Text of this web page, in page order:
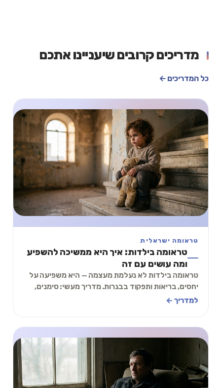
מדריכים קרובים שיעניינו אתכם
כל המדריכים ←
טראומה ישראלית
טראומה בילדות: איך היא ממשיכה להשפיע
ומה עושים עם זה
טראומה בילדות לא נעלמת מעצמה — היא משפיעה על
יחסים, בריאות ותפקוד בבגרות. מדריך מעשי: סימנים,
כלים להתמודדות ותרגיל של 2 דקות.
למדריך ←